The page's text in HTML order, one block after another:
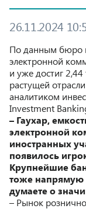
26.11.2024
По данным бюро
электронной
и уже достиг 2,44
растущей
аналитиком
Investment
– Гаухар,
электронной
иностранных
появилось
Крупнейшие
тоже напрямую
думаете о
– Рынок